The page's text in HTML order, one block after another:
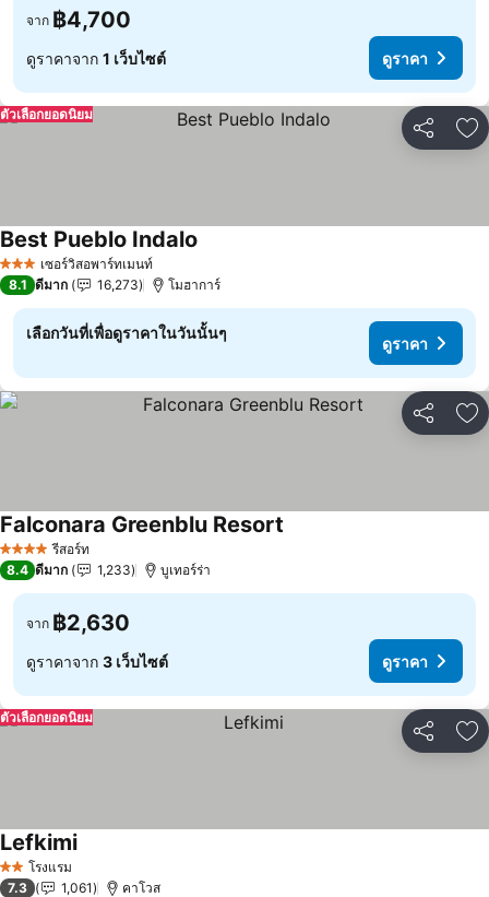
จาก ฿4,700
ดูราคาจาก 1 เว็บไซต์ ดูราคา
แชร์ เ
ตัวเลือกยอดนิยม
3 ดาว เซอร์วิสอพาร์ทเมนท์
Best Pueblo Indalo
8.1 ดีมาก 16,273 โมฮาการ์
เลือกวันที่เพื่อดูราคาในวันนั้นๆ
ดูราคา
แชร์ เ
4 ดาว รีสอร์ท
Falconara Greenblu Resort
8.4 ดีมาก 1,233 บูเทอร์ร่า
จาก ฿2,630
ดูราคาจาก 3 เว็บไซต์ ดูราคา
แชร์ เ
ตัวเลือกยอดนิยม
2 ดาวโรงแรม
Lefkimi
7.3 1,061 คาโวส